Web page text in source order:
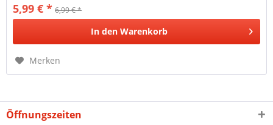
5,99 € * 6,99 € *
In den Warenkorb
Merken
Öffnungszeiten